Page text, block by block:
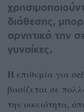
διάθεσης,
αρνητικά την
γυναίκες.
Η επιθυμία για
βασίζεται σε
την οικειότητα,